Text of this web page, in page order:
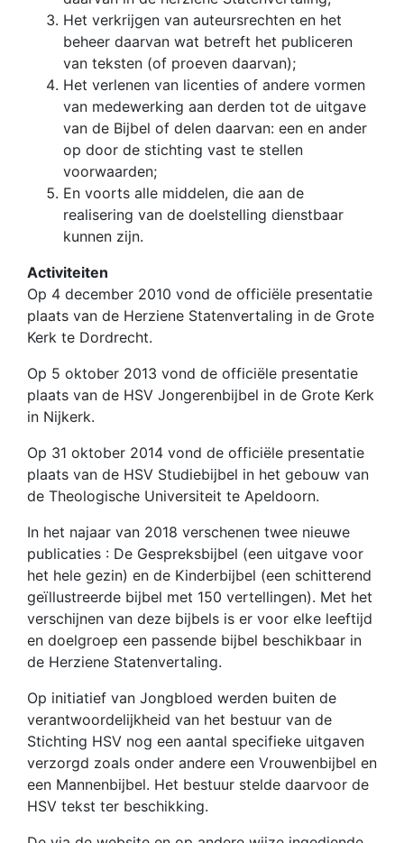
Het verkrijgen van auteursrechten en het
beheer daarvan wat betreft het publiceren
van teksten (of proeven daarvan);
Het verlenen van licenties of andere vormen
van medewerking aan derden tot de uitgave
van de Bijbel of delen daarvan: een en ander
op door de stichting vast te stellen
voorwaarden;
En voorts alle middelen, die aan de
realisering van de doelstelling dienstbaar
kunnen zijn.
Activiteiten
Op 4 december 2010 vond de officiële presentatie
plaats van de Herziene Statenvertaling in de Grote
Kerk te Dordrecht.
Op 5 oktober 2013 vond de officiële presentatie
plaats van de HSV Jongerenbijbel in de Grote Kerk
in Nijkerk.
Op 31 oktober 2014 vond de officiële presentatie
plaats van de HSV Studiebijbel in het gebouw van
de Theologische Universiteit te Apeldoorn.
In het najaar van 2018 verschenen twee nieuwe
publicaties : De Gespreksbijbel (een uitgave voor
het hele gezin) en de Kinderbijbel (een schitterend
geïllustreerde bijbel met 150 vertellingen). Met het
verschijnen van deze bijbels is er voor elke leeftijd
en doelgroep een passende bijbel beschikbaar in
de Herziene Statenvertaling.
Op initiatief van Jongbloed werden buiten de
verantwoordelijkheid van het bestuur van de
Stichting HSV nog een aantal specifieke uitgaven
verzorgd zoals onder andere een Vrouwenbijbel en
een Mannenbijbel. Het bestuur stelde daarvoor de
HSV tekst ter beschikking.